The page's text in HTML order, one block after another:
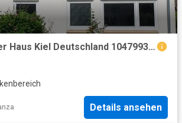
10 Schlafzimmer Haus Kiel Deutschland 104799355
Details ansehen